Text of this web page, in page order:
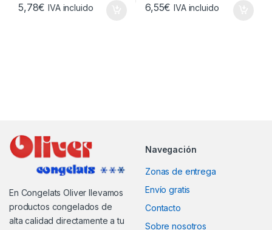
5,78€ IVA incluido 6,55€ IVA incluido
En Congelats Oliver llevamos
productos congelados de
alta calidad directamente a tu
Navegación
Zonas de entrega
Envío gratis
Contacto
Sobre nosotros